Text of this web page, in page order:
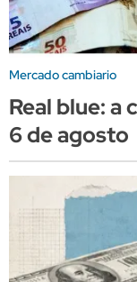
Mercado cambiario
Real blue: a
6 de agosto